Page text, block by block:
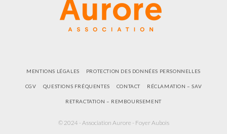
MENTIONS LÉGALES PROTECTION DES DONNÉES PERSONNELLES
CGV QUESTIONS FRÉQUENTES CONTACT RÉCLAMATION – SAV
RETRACTATION – REMBOURSEMENT
© 2024 - Association Aurore - Foyer Aubois